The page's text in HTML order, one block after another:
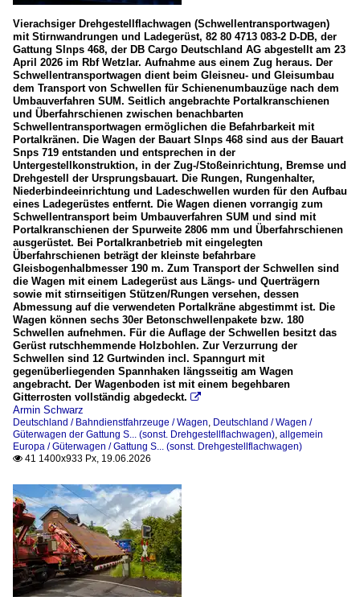
Vierachsiger Drehgestellflachwagen (Schwellentransportwagen)
mit Stirnwandrungen und Ladegerüst, 82 80 4713 083-2 D-DB, der
Gattung Slnps 468, der DB Cargo Deutschland AG abgestellt am 23
April 2026 im Rbf Wetzlar. Aufnahme aus einem Zug heraus. Der
Schwellentransportwagen dient beim Gleisneu- und Gleisumbau
dem Transport von Schwellen für Schienenumbauzüge nach dem
Umbauverfahren SUM. Seitlich angebrachte Portalkranschienen
und Überfahrschienen zwischen benachbarten
Schwellentransportwagen ermöglichen die Befahrbarkeit mit
Portalkränen. Die Wagen der Bauart Slnps 468 sind aus der Bauart
Snps 719 entstanden und entsprechen in der
Untergestellkonstruktion, in der Zug-/Stoßeinrichtung, Bremse und
Drehgestell der Ursprungsbauart. Die Rungen, Rungenhalter,
Niederbindeeinrichtung und Ladeschwellen wurden für den Aufbau
eines Ladegerüstes entfernt. Die Wagen dienen vorrangig zum
Schwellentransport beim Umbauverfahren SUM und sind mit
Portalkranschienen der Spurweite 2806 mm und Überfahrschienen
ausgerüstet. Bei Portalkranbetrieb mit eingelegten
Überfahrschienen beträgt der kleinste befahrbare
Gleisbogenhalbmesser 190 m. Zum Transport der Schwellen sind
die Wagen mit einem Ladegerüst aus Längs- und Querträgern
sowie mit stirnseitigen Stützen/Rungen versehen, dessen
Abmessung auf die verwendeten Portalkräne abgestimmt ist. Die
Wagen können sechs 30er Betonschwellenpakete bzw. 180
Schwellen aufnehmen. Für die Auflage der Schwellen besitzt das
Gerüst rutschhemmende Holzbohlen. Zur Verzurrung der
Schwellen sind 12 Gurtwinden incl. Spanngurt mit
gegenüberliegenden Spannhaken längsseitig am Wagen
angebracht. Der Wagenboden ist mit einem begehbaren
Gitterrosten vollständig abgedeckt. 
Armin Schwarz
Deutschland / Bahndienstfahrzeuge / Wagen, Deutschland / Wagen /
Güterwagen der Gattung S... (sonst. Drehgestellflachwagen), allgemein
Europa / Güterwagen / Gattung S... (sonst. Drehgestellflachwagen)
 41 1400x933 Px, 19.06.2026